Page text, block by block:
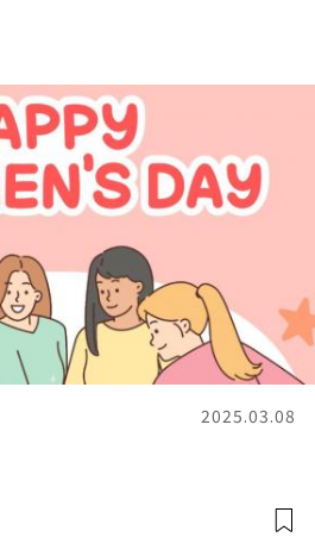
2025.03.08